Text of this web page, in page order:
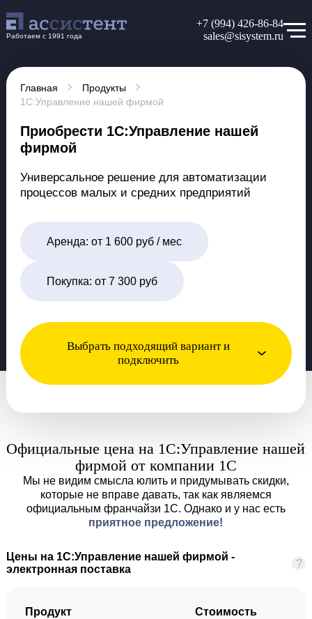
Работаем с 1991 года
+7 (994) 426-86-84
sales@sisystem.ru
Главная
Продукты
1С:Управление нашей фирмой
Приобрести 1С:Управление нашей
фирмой
Универсальное решение для автоматизации
процессов малых и средних предприятий
Аренда: от 1 600 руб / мес
Покупка: от 7 300 руб
Выбрать подходящий вариант и
подключить
Официальные цена на 1С:Управление нашей
фирмой от компании 1С
Мы не видим смысла юлить и придумывать скидки,
которые не вправе давать, так как являемся
официальным франчайзи 1С. Однако и у нас есть
приятное предложение!
Цены на 1С:Управление нашей фирмой -
электронная поставка
?
Продукт Стоимость